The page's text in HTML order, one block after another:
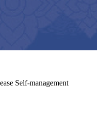
Self-management